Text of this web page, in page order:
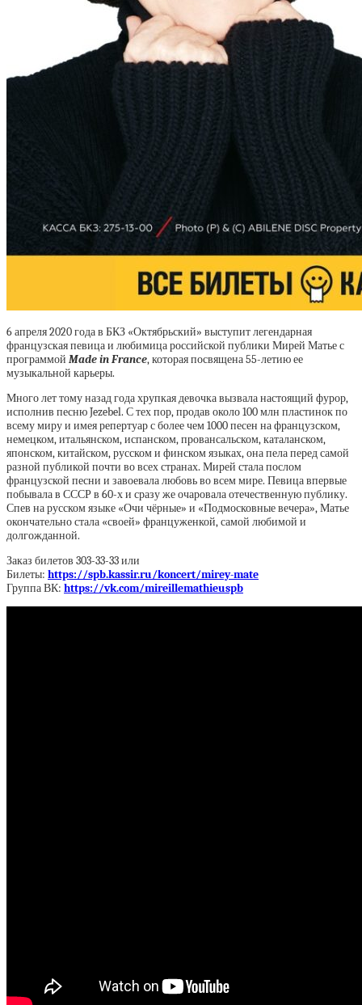
6 апреля 2020 года в БКЗ «Октябрьский» выступит легендарная
французская певица и любимица российской публики Мирей Матье с
программой MadeinFrance, которая посвящена 55-летию ее
музыкальной карьеры.
Много лет тому назад года хрупкая девочка вызвала настоящий фурор,
исполнив песню Jezebel. С тех пор, продав около 100 млн пластинок по
всему миру и имея репертуар с более чем 1000 песен на французском,
немецком, итальянском, испанском, провансальском, каталанском,
японском, китайском, русском и финском языках, она пела перед самой
разной публикой почти во всех странах. Мирей стала послом
французской песни и завоевала любовь во всем мире. Певица впервые
побывала в СССР в 60-х и сразу же очаровала отечественную публику.
Спев на русском языке «Очи чёрные» и «Подмосковные вечера», Матье
окончательно стала «своей» француженкой, самой любимой и
долгожданной.
Заказ билетов 303-33-33 или
Билеты: https://spb.kassir.ru/koncert/mirey-mate
Группа ВК: https://vk.com/mireillemathieuspb